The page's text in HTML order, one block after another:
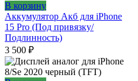
В корзину
Аккумулятор Акб для iPhone
15 Pro (Под привязку/
Подлинность)
3 500 ₽